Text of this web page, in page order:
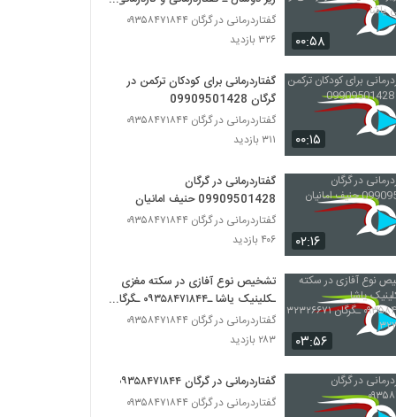
۰۰:۵۸
یاشا
گفتاردرمانی در گرگان ۰۹۳۵۸۴۷۱۸۴۴
۳۲۶ بازدید
۰۰:۱۵
گفتاردرمانی برای کودکان ترکمن در
گرگان 09909501428
گفتاردرمانی در گرگان ۰۹۳۵۸۴۷۱۸۴۴
۳۱۱ بازدید
۰۲:۱۶
گفتاردرمانی در گرگان
09909501428 حنیف امانیان
گفتاردرمانی در گرگان ۰۹۳۵۸۴۷۱۸۴۴
۴۰۶ بازدید
۰۳:۵۶
تشخیص نوع آفازی در سکته مغزی
ـکلینیک یاشا ـ۰۹۳۵۸۴۷۱۸۴۴ ـگرگان
۳۲۳۲۶۶۷۱ ـ۳۲۳۲۳۹۰۷
گفتاردرمانی در گرگان ۰۹۳۵۸۴۷۱۸۴۴
۲۸۳ بازدید
گفتاردرمانی در گرگان ۰۹۳۵۸۴۷۱۸۴۴
گفتاردرمانی در گرگان ۰۹۳۵۸۴۷۱۸۴۴